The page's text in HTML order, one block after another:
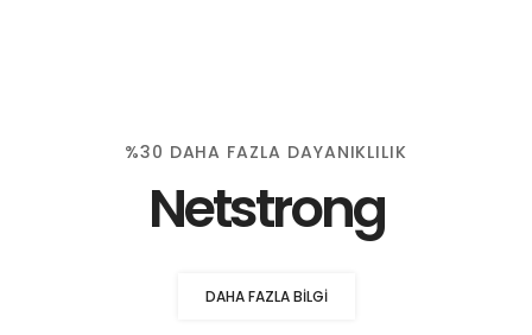
%30 DAHA FAZLA DAYANIKLILIK
Netstrong
DAHA FAZLA BILGI